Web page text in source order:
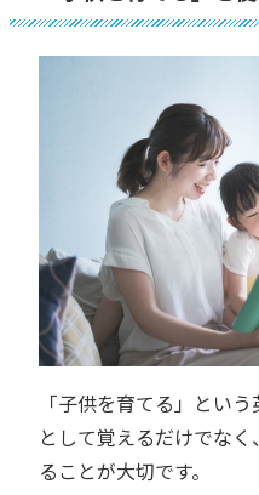
「子供を育てる」とい
として覚えるだけでな
ることが大切です。